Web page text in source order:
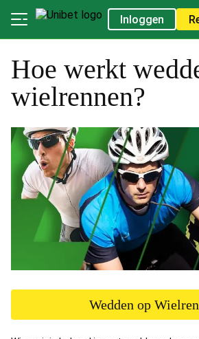
Inloggen
Hoe werkt
wielrennen?
Wedden op